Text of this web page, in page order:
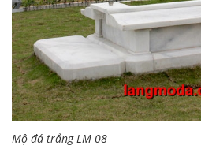
Mộ đá trắng LM 08